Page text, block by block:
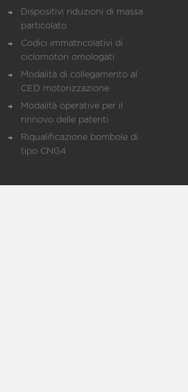
Dispositivi riduzioni di massa
particolato
Codici immatricolativi di
ciclomotori omologati
Modalità di collegamento al
CED motorizzazione
Modalità operative per il
rinnovo delle patenti
Riqualificazione bombole di
tipo CNG4